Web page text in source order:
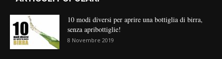
10 modi diversi per aprire una bottiglia di birra,
senza apribottiglie!
8 Novembre 2019